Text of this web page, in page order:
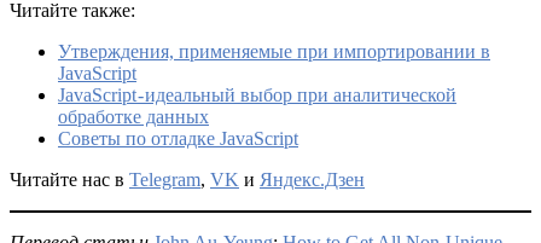
Читайте также:
Утверждения, применяемые при импортировании в
JavaScript
JavaScript - идеальный выбор при аналитической
обработке данных
Советы по отладке JavaScript
Читайте нас в Telegram, VK и Яндекс.Дзен